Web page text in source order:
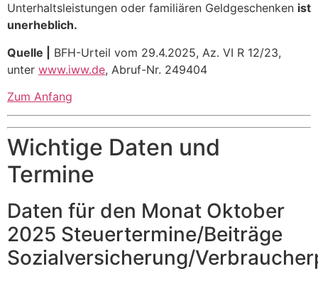
Unterhaltsleistungen oder familiären Geldgeschenken ist
unerheblich.
Quelle |
BFH-Urteil vom 29.4.2025, Az. VI R 12/23,
unter www.iww.de, Abruf-Nr. 249404
Zum Anfang
Wichtige Daten und
Termine
Daten für den Monat Oktober
2025 Steuertermine/Beiträge
Sozialversicherung/